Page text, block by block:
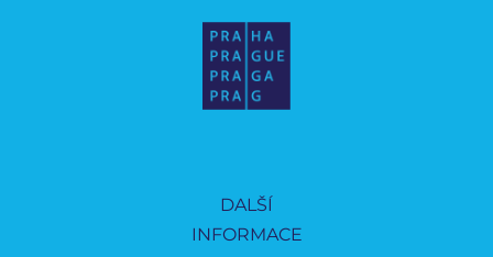
DALŠÍ
INFORMACE